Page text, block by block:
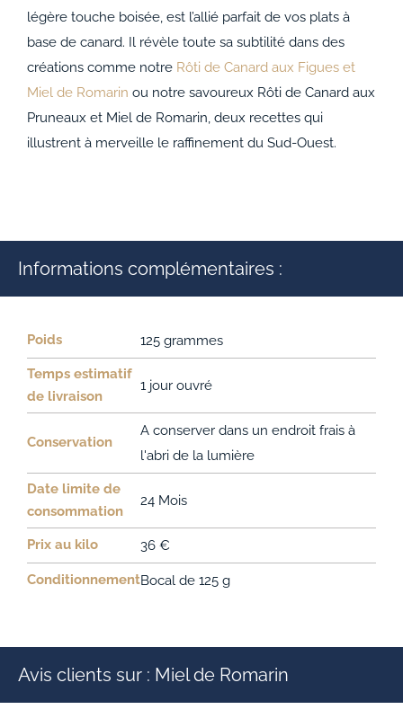
légère touche boisée, est l’allié parfait de vos plats à
base de canard. Il révèle toute sa subtilité dans des
créations comme notre Rôti de Canard aux Figues et
Miel de Romarin ou notre savoureux Rôti de Canard aux
Pruneaux et Miel de Romarin, deux recettes qui
illustrent à merveille le raffinement du Sud-Ouest.
Informations complémentaires :
Poids 125 grammes
Temps estimatif
de livraison
1 jour ouvré
Conservation
A conserver dans un endroit frais à
l'abri de la lumière
Date limite de
consommation
24 Mois
Prix au kilo 36 €
ConditionnementBocal de 125 g
Avis clients sur : Miel de Romarin